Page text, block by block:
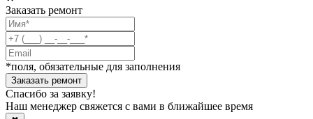
Заказать ремонт
*поля, обязательные для заполнения
Спасибо за заявку!
Наш менеджер свяжется с вами в ближайшее время